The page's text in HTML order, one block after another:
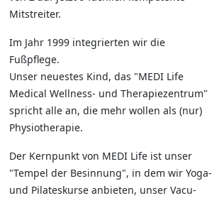
Mitstreiter.
Im Jahr 1999 integrierten wir die
Fußpflege.
Unser neuestes Kind, das "MEDI Life
Medical Wellness- und Therapiezentrum"
spricht alle an, die mehr wollen als (nur)
Physiotherapie.
Der Kernpunkt von MEDI Life ist unser
"Tempel der Besinnung", in dem wir Yoga-
und Pilateskurse anbieten, unser Vacu-